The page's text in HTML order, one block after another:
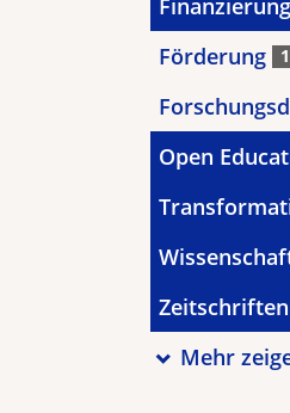
Finanzierung
Förderung 1
Open
Zeitschriften
Mehr